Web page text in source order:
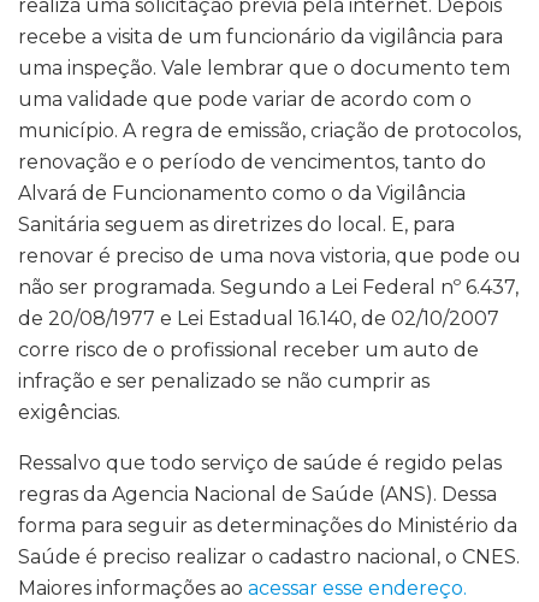
realiza uma solicitação previa pela internet. Depois
recebe a visita de um funcionário da vigilância para
uma inspeção. Vale lembrar que o documento tem
uma validade que pode variar de acordo com o
município. A regra de emissão, criação de protocolos,
renovação e o período de vencimentos, tanto do
Alvará de Funcionamento como o da Vigilância
Sanitária seguem as diretrizes do local. E, para
renovar é preciso de uma nova vistoria, que pode ou
não ser programada. Segundo a Lei Federal nº 6.437,
de 20/08/1977 e Lei Estadual 16.140, de 02/10/2007
corre risco de o profissional receber um auto de
infração e ser penalizado se não cumprir as
exigências.
Ressalvo que todo serviço de saúde é regido pelas
regras da Agencia Nacional de Saúde (ANS). Dessa
forma para seguir as determinações do Ministério da
Saúde é preciso realizar o cadastro nacional, o CNES.
Maiores informações ao acessar esse endereço.